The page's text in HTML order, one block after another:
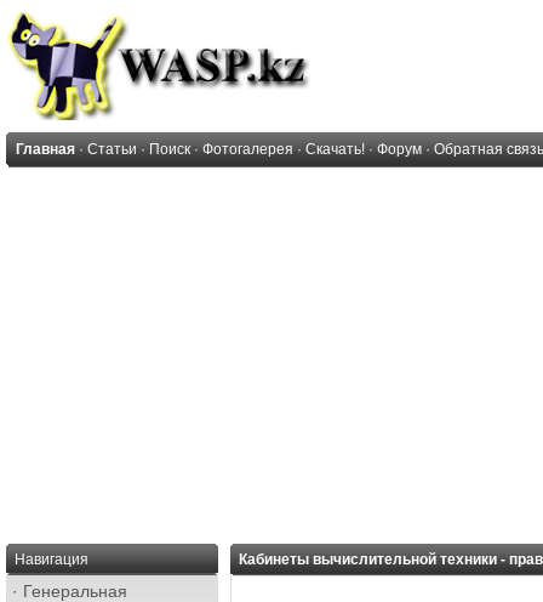
Главная · Статьи · Поиск · Фотогалерея · Скачать! · Форум · Обратная связь
Навигация
· Генеральная
Кабинеты вычислительной техники -